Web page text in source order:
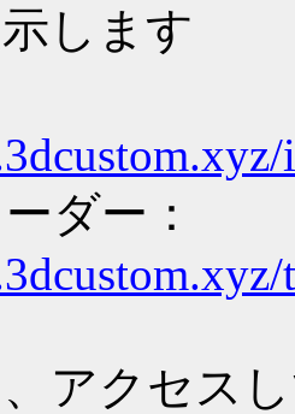
します
ダー：
アクセス